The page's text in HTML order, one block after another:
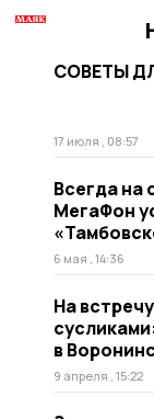
СОВЕТЫ
17 июля , 08:57
Всегда на
МегаФон
6 мая , 14:36
На
в
9 апреля , 15:22